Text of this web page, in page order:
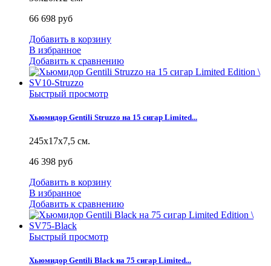
66 698 руб
Добавить в корзину
В избранное
Добавить к сравнению
Быстрый просмотр
Хьюмидор Gentili Struzzo на 15 сигар Limited...
245х17х7,5 см.
46 398 руб
Добавить в корзину
В избранное
Добавить к сравнению
Быстрый просмотр
Хьюмидор Gentili Black на 75 сигар Limited...